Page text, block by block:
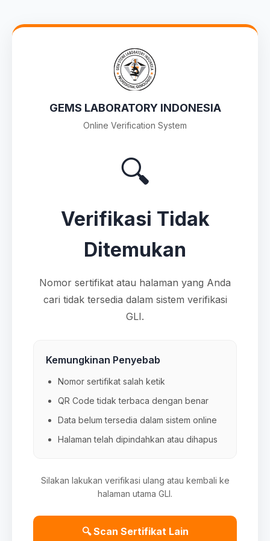
GEMS LABORATORY INDONESIA
Online Verification System
🔍
Verifikasi Tidak
Ditemukan
Nomor sertifikat atau halaman yang Anda
cari tidak tersedia dalam sistem verifikasi
GLI.
Kemungkinan Penyebab
Nomor sertifikat salah ketik
QR Code tidak terbaca dengan benar
Data belum tersedia dalam sistem online
Halaman telah dipindahkan atau dihapus
Silakan lakukan verifikasi ulang atau kembali ke
halaman utama GLI.
🔍 Scan Sertifikat Lain